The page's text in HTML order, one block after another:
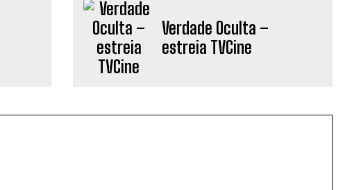
Verdade Oculta –
estreia TVCine